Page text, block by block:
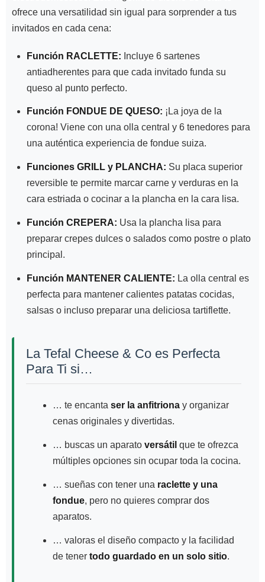
ofrece una versatilidad sin igual para sorprender a tus
invitados en cada cena:
Función RACLETTE: Incluye 6 sartenes
antiadherentes para que cada invitado funda su
queso al punto perfecto.
Función FONDUE DE QUESO: ¡La joya de la
corona! Viene con una olla central y 6 tenedores para
una auténtica experiencia de fondue suiza.
Funciones GRILL y PLANCHA: Su placa superior
reversible te permite marcar carne y verduras en la
cara estriada o cocinar a la plancha en la cara lisa.
Función CREPERA: Usa la plancha lisa para
preparar crepes dulces o salados como postre o plato
principal.
Función MANTENER CALIENTE: La olla central es
perfecta para mantener calientes patatas cocidas,
salsas o incluso preparar una deliciosa tartiflette.
La Tefal Cheese & Co es Perfecta
Para Ti si…
… te encanta ser la anfitriona y organizar
cenas originales y divertidas.
… buscas un aparato versátil que te ofrezca
múltiples opciones sin ocupar toda la cocina.
… sueñas con tener una raclette y una
fondue, pero no quieres comprar dos
aparatos.
… valoras el diseño compacto y la facilidad
de tener todo guardado en un solo sitio.